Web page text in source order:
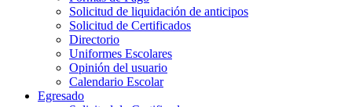
Solicitud de liquidación de anticipos
Solicitud de Certificados
Directorio
Uniformes Escolares
Opinión del usuario
Calendario Escolar
Egresado